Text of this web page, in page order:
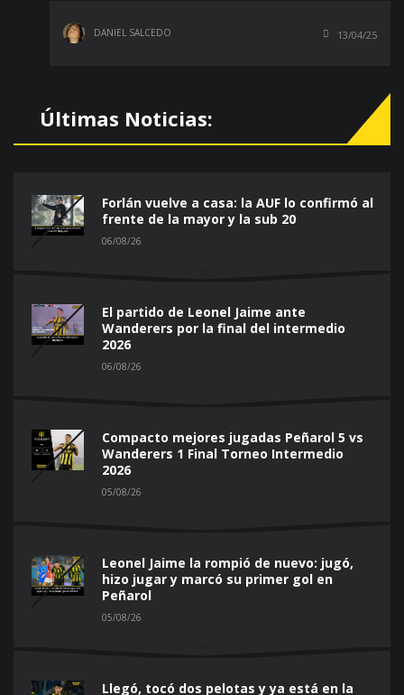
DANIEL SALCEDO 13/04/25
Últimas Noticias:
Forlán vuelve a casa: la AUF lo confirmó al
frente de la mayor y la sub 20
06/08/26
El partido de Leonel Jaime ante
Wanderers por la final del intermedio
2026
06/08/26
Compacto mejores jugadas Peñarol 5 vs
Wanderers 1 Final Torneo Intermedio
2026
05/08/26
Leonel Jaime la rompió de nuevo: jugó,
hizo jugar y marcó su primer gol en
Peñarol
05/08/26
Llegó, tocó dos pelotas y ya está en la